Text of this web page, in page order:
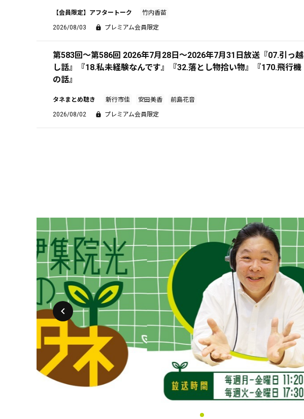
【会員限定】アフタートーク 竹内香苗
2026/08/03 プレミアム会員限定
第583回～第586回 2026年7月28日～2026年7月31日放送『07.引っ越
し話』『18.私未経験なんです』『32.落とし物拾い物』『170.飛行機
の話』
タネまとめ聴き 新行市佳 安田美香 前島花音
2026/08/02 プレミアム会員限定